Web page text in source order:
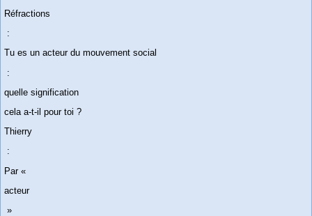
Réfractions
:
Tu es un acteur du mouvement social
:
quelle signification
cela a-t-il pour toi ?
Thierry
:
Par «
acteur
»